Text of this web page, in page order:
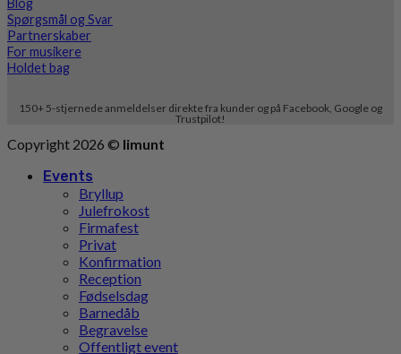
Spørgsmål og Svar
Partnerskaber
For musikere
Holdet bag
150+ 5-stjernede anmeldelser direkte fra kunder og på Facebook, Google og
Trustpilot!
Copyright 2026 © limunt
Events
Bryllup
Julefrokost
Firmafest
Privat
Konfirmation
Reception
Fødselsdag
Barnedåb
Begravelse
Offentligt event